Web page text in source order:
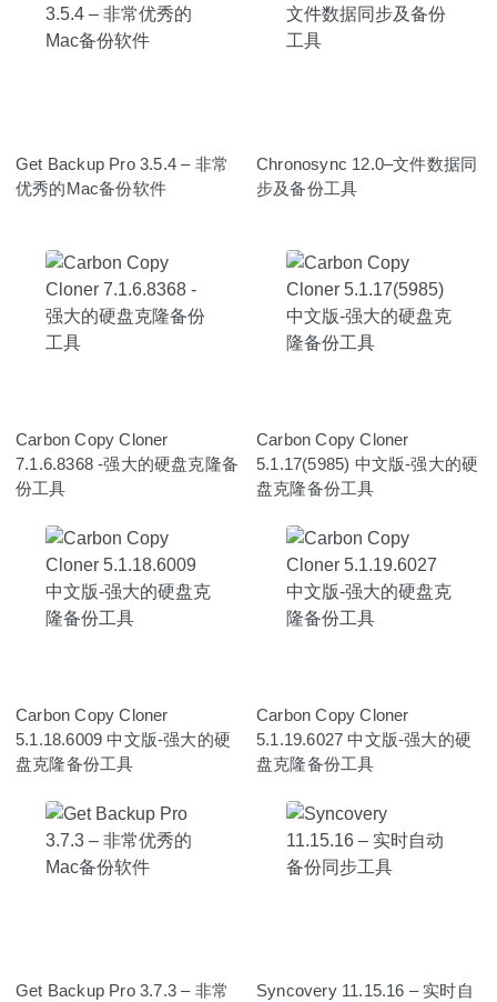
Get Backup Pro 3.5.4 – 非常
优秀的Mac备份软件
Chronosync 12.0–文件数据同
步及备份工具
Carbon Copy Cloner
7.1.6.8368 -强大的硬盘克隆备
份工具
Carbon Copy Cloner
5.1.17(5985) 中文版-强大的硬
盘克隆备份工具
Carbon Copy Cloner
5.1.18.6009 中文版-强大的硬
盘克隆备份工具
Carbon Copy Cloner
5.1.19.6027 中文版-强大的硬
盘克隆备份工具
Get Backup Pro 3.7.3 – 非常 Syncovery 11.15.16 – 实时自